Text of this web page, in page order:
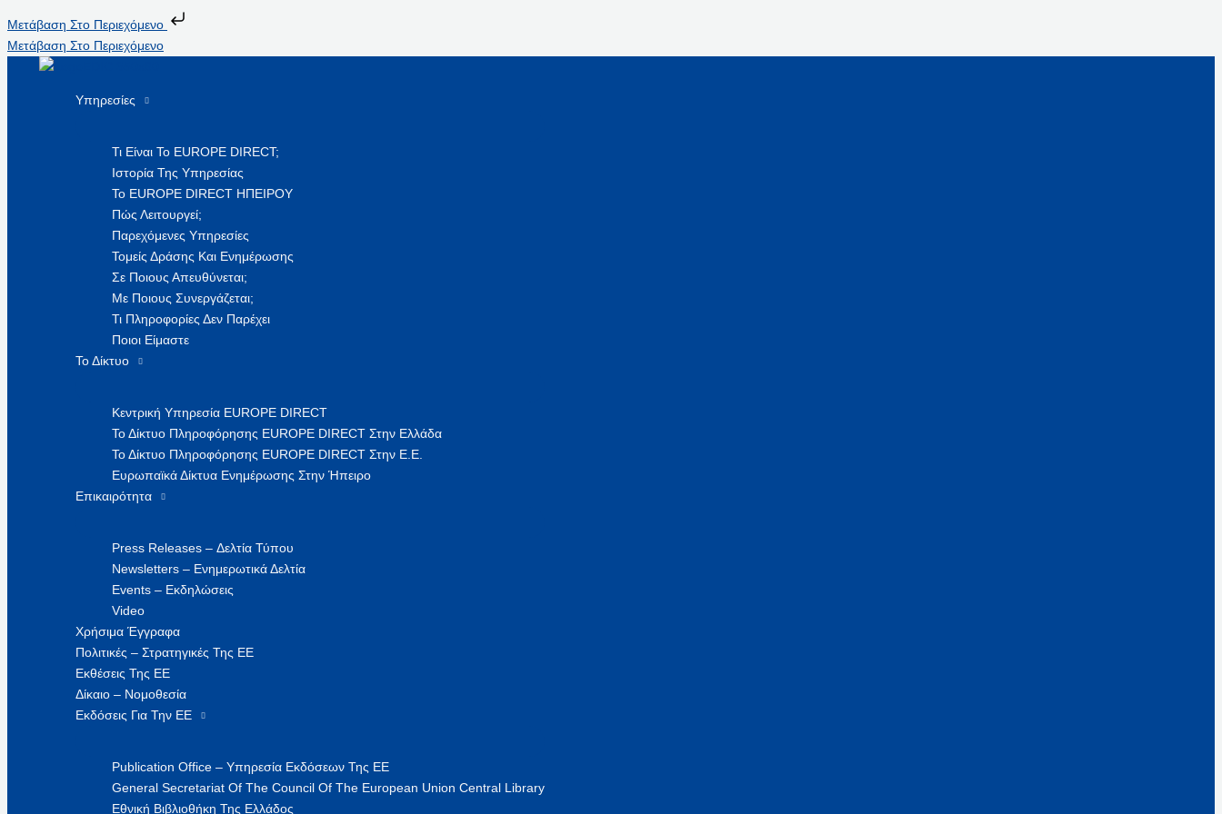
Μετάβαση Στο Περιεχόμενο
Μετάβαση Στο Περιεχόμενο
Υπηρεσίες
Τι Είναι Το EUROPE DIRECT;
Ιστορία Της Υπηρεσίας
Το EUROPE DIRECT ΗΠΕΙΡΟΥ
Πώς Λειτουργεί;
Παρεχόμενες Υπηρεσίες
Τομείς Δράσης Και Ενημέρωσης
Σε Ποιους Απευθύνεται;
Με Ποιους Συνεργάζεται;
Τι Πληροφορίες Δεν Παρέχει
Ποιοι Είμαστε
Το Δίκτυο
Κεντρική Υπηρεσία EUROPE DIRECT
Το Δίκτυο Πληροφόρησης EUROPE DIRECT Στην Ελλάδα
Το Δίκτυο Πληροφόρησης EUROPE DIRECT Στην Ε.Ε.
Ευρωπαϊκά Δίκτυα Ενημέρωσης Στην Ήπειρο
Επικαιρότητα
Press Releases – Δελτία Τύπου
Newsletters – Ενημερωτικά Δελτία
Events – Εκδηλώσεις
Video
Χρήσιμα Έγγραφα
Πολιτικές – Στρατηγικές Της ΕΕ
Εκθέσεις Της ΕΕ
Δίκαιο – Νομοθεσία
Εκδόσεις Για Την ΕΕ
Publication Office – Υπηρεσία Εκδόσεων Της ΕΕ
General Secretariat Of The Council Of The European Union Central Library
Εθνική Βιβλιοθήκη Της Ελλάδος